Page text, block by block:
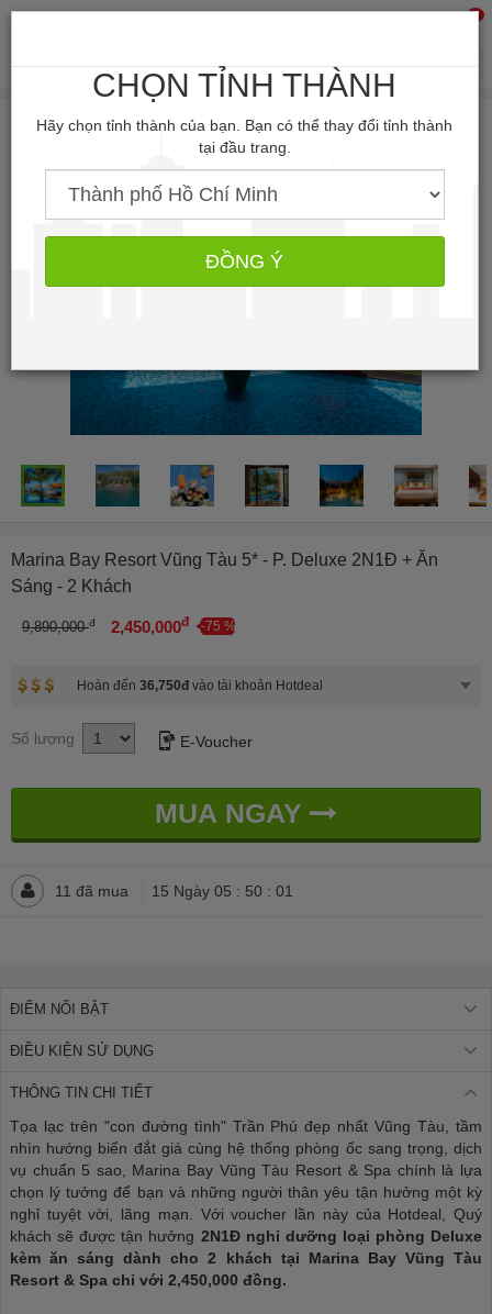
Tìm kiếm
0
Marina Bay Resort Vũng Tàu 5* - P. Deluxe 2N1Đ + Ăn
Sáng - 2 Khách
9,890,000đ 2,450,000đ -75 %
Hoàn đến36,750đvào tài khoản Hotdeal
Số lượng E-Voucher
MUA NGAY
11 đã mua 15 Ngày 05 : 49 : 57
ĐIỂM NỔI BẬT
ĐIỀU KIỆN SỬ DỤNG
THÔNG TIN CHI TIẾT
Tọa lạc trên "con đường tình" Trần Phú đẹp nhất Vũng Tàu, tầm
nhìn hướng biển đắt giá cùng hệ thống phòng ốc sang trọng, dịch
vụ chuẩn 5 sao, Marina Bay Vũng Tàu Resort & Spa chính là lựa
chọn lý tưởng để bạn và những người thân yêu tận hưởng một kỳ
nghỉ tuyệt vời, lãng mạn. Với voucher lần này của Hotdeal, Quý
khách sẽ được tận hưởng 2N1Đ nghỉ dưỡng loại phòng Deluxe
kèm ăn sáng dành cho 2 khách tại Marina Bay Vũng Tàu
Resort & Spa chỉ với 2,450,000 đồng.
CHỌN TỈNH THÀNH
Hãy chọn tỉnh thành của bạn. Bạn có thể thay đổi tỉnh thành
tại đầu trang.
ĐỒNG Ý